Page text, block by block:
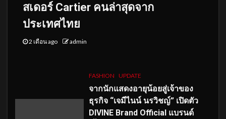
สเดอร์ Cartier คนล่าสุดจาก
ประเทศไทย
2 เดือน ago admin
FASHION UPDATE
จากนักแสดงอายุน้อยสู่เจ้าของ
ธุรกิจ “เจมีไนน์ นรวิชญ์” เปิดตัว
DIVINE Brand Official แบรนด์